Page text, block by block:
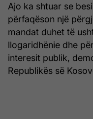
Ajo ka shtuar se
përfaqëson një
mandat duhet të
llogaridhënie dhe
interesit publik,
Republikës së